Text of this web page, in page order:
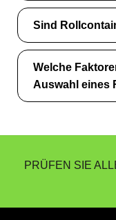
Sind
Welche
Auswahl eines
PRÜFEN SIE